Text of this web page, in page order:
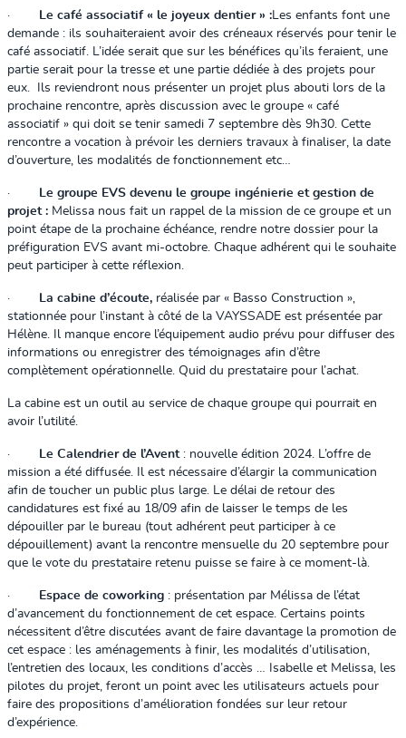
· Le café associatif « le joyeux dentier » :Les enfants font une
demande : ils souhaiteraient avoir des créneaux réservés pour tenir le
café associatif. L’idée serait que sur les bénéfices qu’ils feraient, une
partie serait pour la tresse et une partie dédiée à des projets pour
eux. Ils reviendront nous présenter un projet plus abouti lors de la
prochaine rencontre, après discussion avec le groupe « café
associatif » qui doit se tenir samedi 7 septembre dès 9h30. Cette
rencontre a vocation à prévoir les derniers travaux à finaliser, la date
d’ouverture, les modalités de fonctionnement etc…
·
Le groupe EVS devenu le groupe ingénierie et gestion de
projet : Melissa nous fait un rappel de la mission de ce groupe et un
point étape de la prochaine échéance, rendre notre dossier pour la
préfiguration EVS avant mi-octobre. Chaque adhérent qui le souhaite
peut participer à cette réflexion.
· La cabine d’écoute, réalisée par « Basso Construction »,
stationnée pour l’instant à côté de la VAYSSADE est présentée par
Hélène. Il manque encore l’équipement audio prévu pour diffuser des
informations ou enregistrer des témoignages afin d’être
complètement opérationnelle. Quid du prestataire pour l’achat.
La cabine est un outil au service de chaque groupe qui pourrait en
avoir l’utilité.
· Le Calendrier de l’Avent : nouvelle édition 2024. L’offre de
mission a été diffusée. Il est nécessaire d’élargir la communication
afin de toucher un public plus large. Le délai de retour des
candidatures est fixé au 18/09 afin de laisser le temps de les
dépouiller par le bureau (tout adhérent peut participer à ce
dépouillement) avant la rencontre mensuelle du 20 septembre pour
que le vote du prestataire retenu puisse se faire à ce moment-là.
· Espace de coworking : présentation par Mélissa de l’état
d’avancement du fonctionnement de cet espace. Certains points
nécessitent d’être discutées avant de faire davantage la promotion de
cet espace : les aménagements à finir, les modalités d’utilisation,
l’entretien des locaux, les conditions d’accès … Isabelle et Melissa, les
pilotes du projet, feront un point avec les utilisateurs actuels pour
faire des propositions d’amélioration fondées sur leur retour
d’expérience.